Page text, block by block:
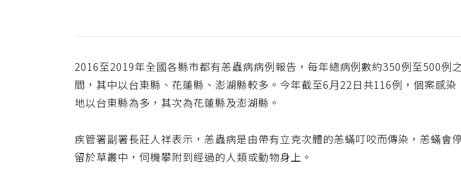
2016至2019年全國各縣市都有恙蟲病病例報告，每年總病例數約350例至500例
間，其中以台東縣、花蓮縣、澎湖縣較多。今年截至6月22日共116例，個案感染
地以台東縣為多，其次為花蓮縣及澎湖縣。
疾管署副署長莊人祥表示，恙蟲病是由帶有立克次體的恙蟎叮咬而傳染，恙蟎會
留於草叢中，伺機攀附到經過的人類或動物身上。